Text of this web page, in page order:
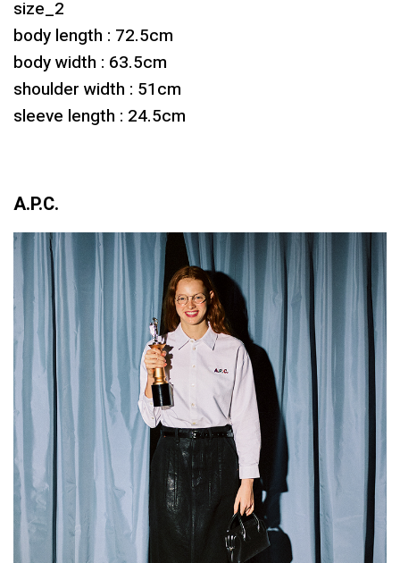
size_2
body length : 72.5cm
body width : 63.5cm
shoulder width : 51cm
sleeve length : 24.5cm
A.P.C.